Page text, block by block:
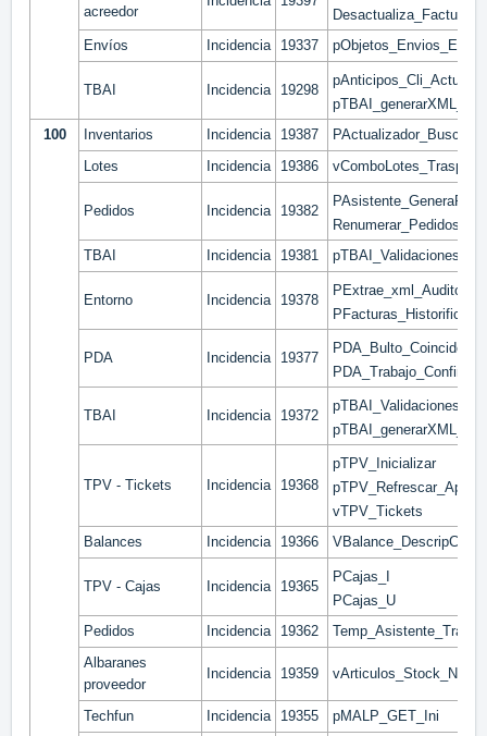
acreedor
Envíos
Incidencia 19337
TBAI Incidencia 19298
100
Inventarios Incidencia 19387
Lotes
Incidencia 19386
Pedidos Incidencia 19382
Renumerar_Pedidos_Cli
TBAI
Incidencia 19381
Entorno Incidencia 19378
PExtrae_xml_Auditoria
PFacturas_Historificar
PDA Incidencia 19377
TBAI Incidencia 19372
TPV - Tickets Incidencia 19368
pTPV_Inicializar
pTPV_Refrescar_App
vTPV_Tickets
Balances
Incidencia 19366
TPV - Cajas Incidencia 19365
PCajas_I
PCajas_U
Pedidos
Incidencia 19362
Albaranes
proveedor
Incidencia 19359
Techfun Incidencia 19355
pMALP_GET_Ini